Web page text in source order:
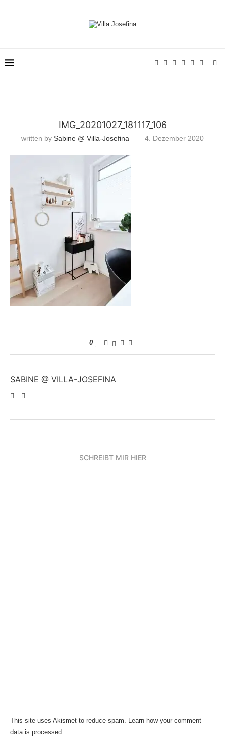
IMG_20201027_181117_106
written by Sabine @ Villa-Josefina 4. Dezember 2020
0
SABINE @ VILLA-JOSEFINA
SCHREIBT MIR HIER
This site uses Akismet to reduce spam. Learn how your comment
data is processed.